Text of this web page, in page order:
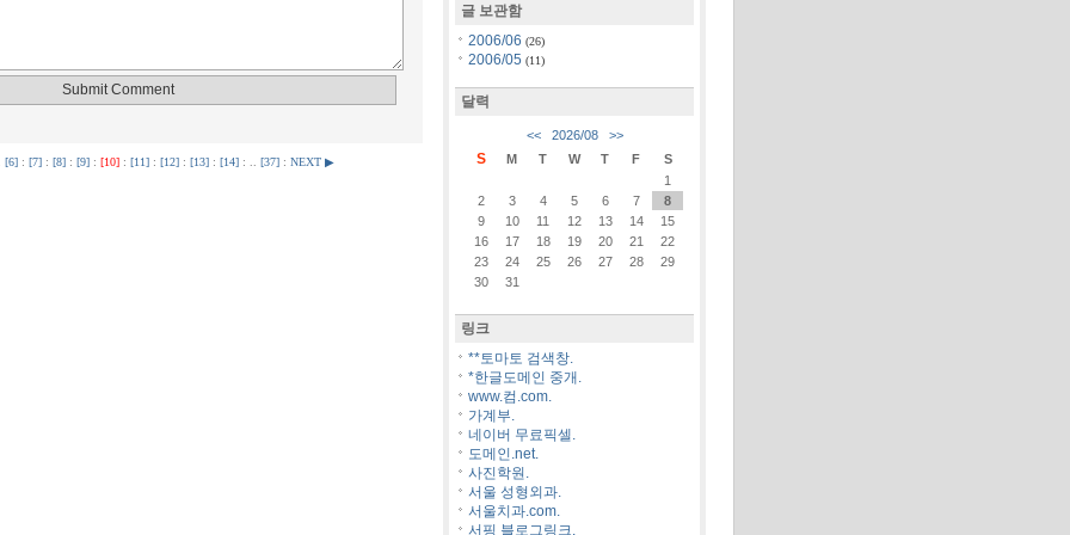
[6]: [7]: [8]: [9]: [10]: [11]: [12]: [13]: [14]: .. [37]: NEXT ▶
글 보관함
2006/06 (26)
2006/05 (11)
달력
<< 2026/08 >>
S M T W T F
S
1
2
3 4 5 6 7
8
9
10 11 12 13 14
15
16
17 18 19 20 21
22
23
24 25 26 27 28
29
30
31
링크
**토마토 검색창.
*한글도메인 중개.
www.컴.com.
가계부.
네이버 무료픽셀.
도메인.net.
사진학원.
서울 성형외과.
서울치과.com.
서핑 블로그링크.